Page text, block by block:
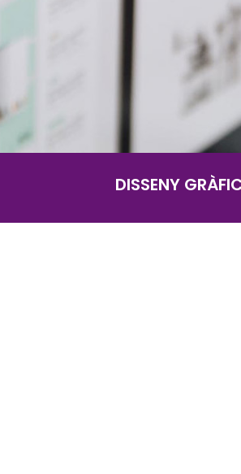
DISSENY GRÀ|